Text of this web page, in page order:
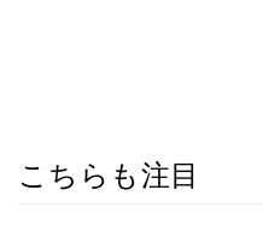
こちらも注目